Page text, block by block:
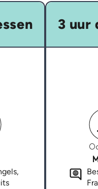
3 uur